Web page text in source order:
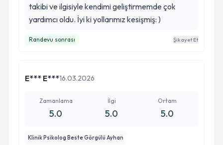
takibi ve ilgisiyle kendimi geliştirmemde çok
yardımcı oldu. İyi ki yollarımız kesişmiş: )
Randevu sonrası Şikayet Et
E*** E***16.03.2026
Zamanlama
5.0
İlgi
5.0
Ortam
5.0
Klinik Psikolog Beste Görgülü Ayhan